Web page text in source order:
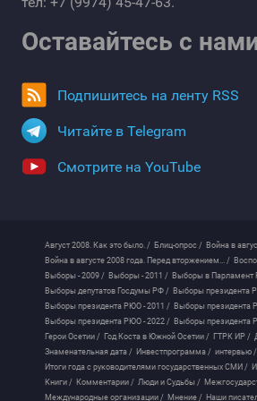
Оставайтесь с
Подпишитесь на ленту RSS
Читайте в Telegram
Смотрите на YouTube
Август 2008. Как это было. / Блиц-опрос / Война в
Война в августе 2008 года. Перед вторжением... /
Выборы - 2009 / Выборы - 2011 / Выборы в Парламент
Выборы депутатов Госдумы РФ / Выборы президента
Выборы президента РЮО - 2011 / Выборы президента
Выборы президента РЮО - 2022 / Выборы президента
Герои Осетии / Год Коста в Южной Осетии / ГТРК ИР /
Знаменательная дата / Инвестпрограмма / интервью /
Итоги года с руководителями государственных СМИ /
Книги / Комментарии / Люди и Судьбы /
Международные организации / Мнение / Наши